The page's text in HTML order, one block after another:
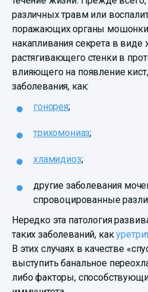
различных травм или
поражающих органы
накапливания секрета в виде
растягивающего стенки в
влияющего на появление кист,
заболевания, как:
гонорея;
трихомониаз;
хламидиоз;
другие заболевания
спровоцированные
Нередко эта патология
таких заболеваний, как
В этих случаях в качестве
выступить банальное
либо факторы,